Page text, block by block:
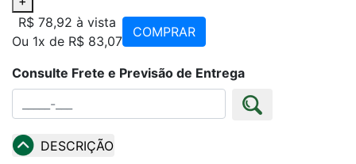
R$ 78,92 à vista
Ou 1x de R$ 83,07
COMPRAR
Consulte Frete e Previsão de Entrega
DESCRIÇÃO